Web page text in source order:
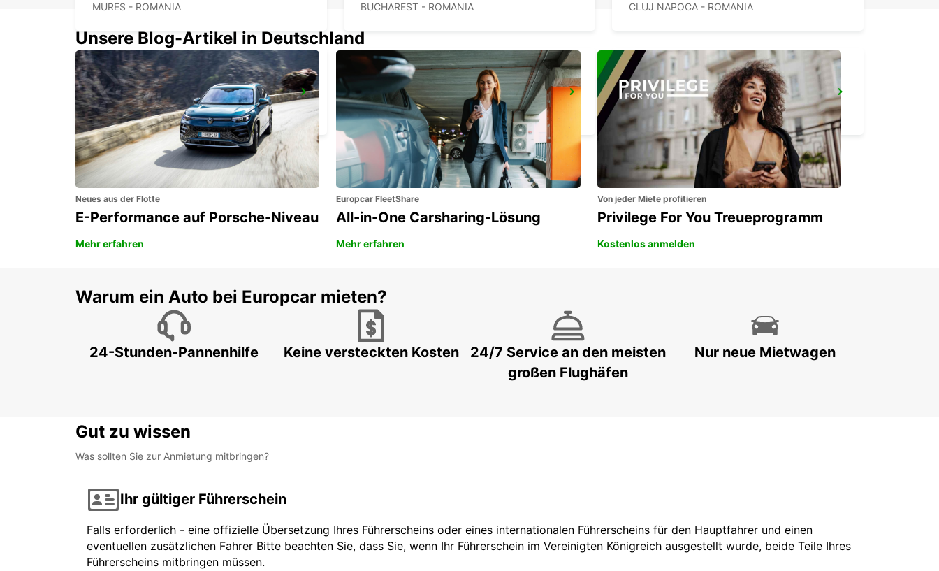
MURES - ROMANIA BUCHAREST - ROMANIA CLUJ NAPOCA - ROMANIA
CRAIOVA FLUGHAFEN
CRAIOVA - ROMANIA
JASSY FLUGHAFEN
IASI - ROMANIA
KONSTANZA FLUGHAFEN
MIHAIL KOGALNICEANU - ROMANIA
Unsere Blog-Artikel in Deutschland
Neues aus der Flotte
E-Performance auf Porsche-Niveau
Mehr erfahren
Europcar FleetShare
All-in-One Carsharing-Lösung
Mehr erfahren
Von jeder Miete profitieren
Privilege For You Treueprogramm
Kostenlos anmelden
Warum ein Auto bei Europcar mieten?
24-Stunden-Pannenhilfe Keine versteckten Kosten
24/7 Service an den meisten
großen Flughäfen
Nur neue Mietwagen
Gut zu wissen
Was sollten Sie zur Anmietung mitbringen?
Ihr gültiger Führerschein
Falls erforderlich - eine offizielle Übersetzung Ihres Führerscheins oder eines internationalen Führerscheins für den Hauptfahrer und einen
eventuellen zusätzlichen Fahrer Bitte beachten Sie, dass Sie, wenn Ihr Führerschein im Vereinigten Königreich ausgestellt wurde, beide Teile Ihres
Führerscheins mitbringen müssen.